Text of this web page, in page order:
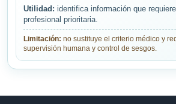
Utilidad: identifica información que
profesional prioritaria.
Limitación: no sustituye el criterio médico y
supervisión humana y control de sesgos.